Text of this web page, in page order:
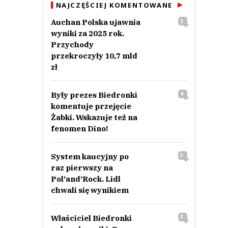
NAJCZĘŚCIEJ KOMENTOWANE
Auchan Polska ujawnia
wyniki za 2025 rok.
Przychody
przekroczyły 10,7 mld
zł
5
Były prezes Biedronki
komentuje przejęcie
Żabki. Wskazuje też na
fenomen Dino!
4
System kaucyjny po
raz pierwszy na
Pol‘and‘Rock. Lidl
chwali się wynikiem
3
Właściciel Biedronki
3